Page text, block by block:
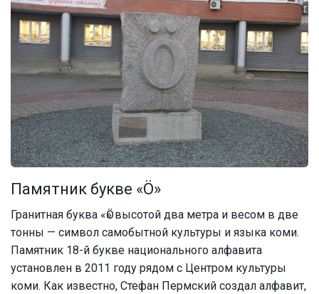
Памятник букве «Ö»
Гранитная буква «Ӧ» высотой два метра и весом в две
тонны — символ самобытной культуры и языка коми.
Памятник 18-й букве национального алфавита
установлен в 2011 году рядом с Центром культуры
коми. Как известно, Стефан Пермский создал алфавит,